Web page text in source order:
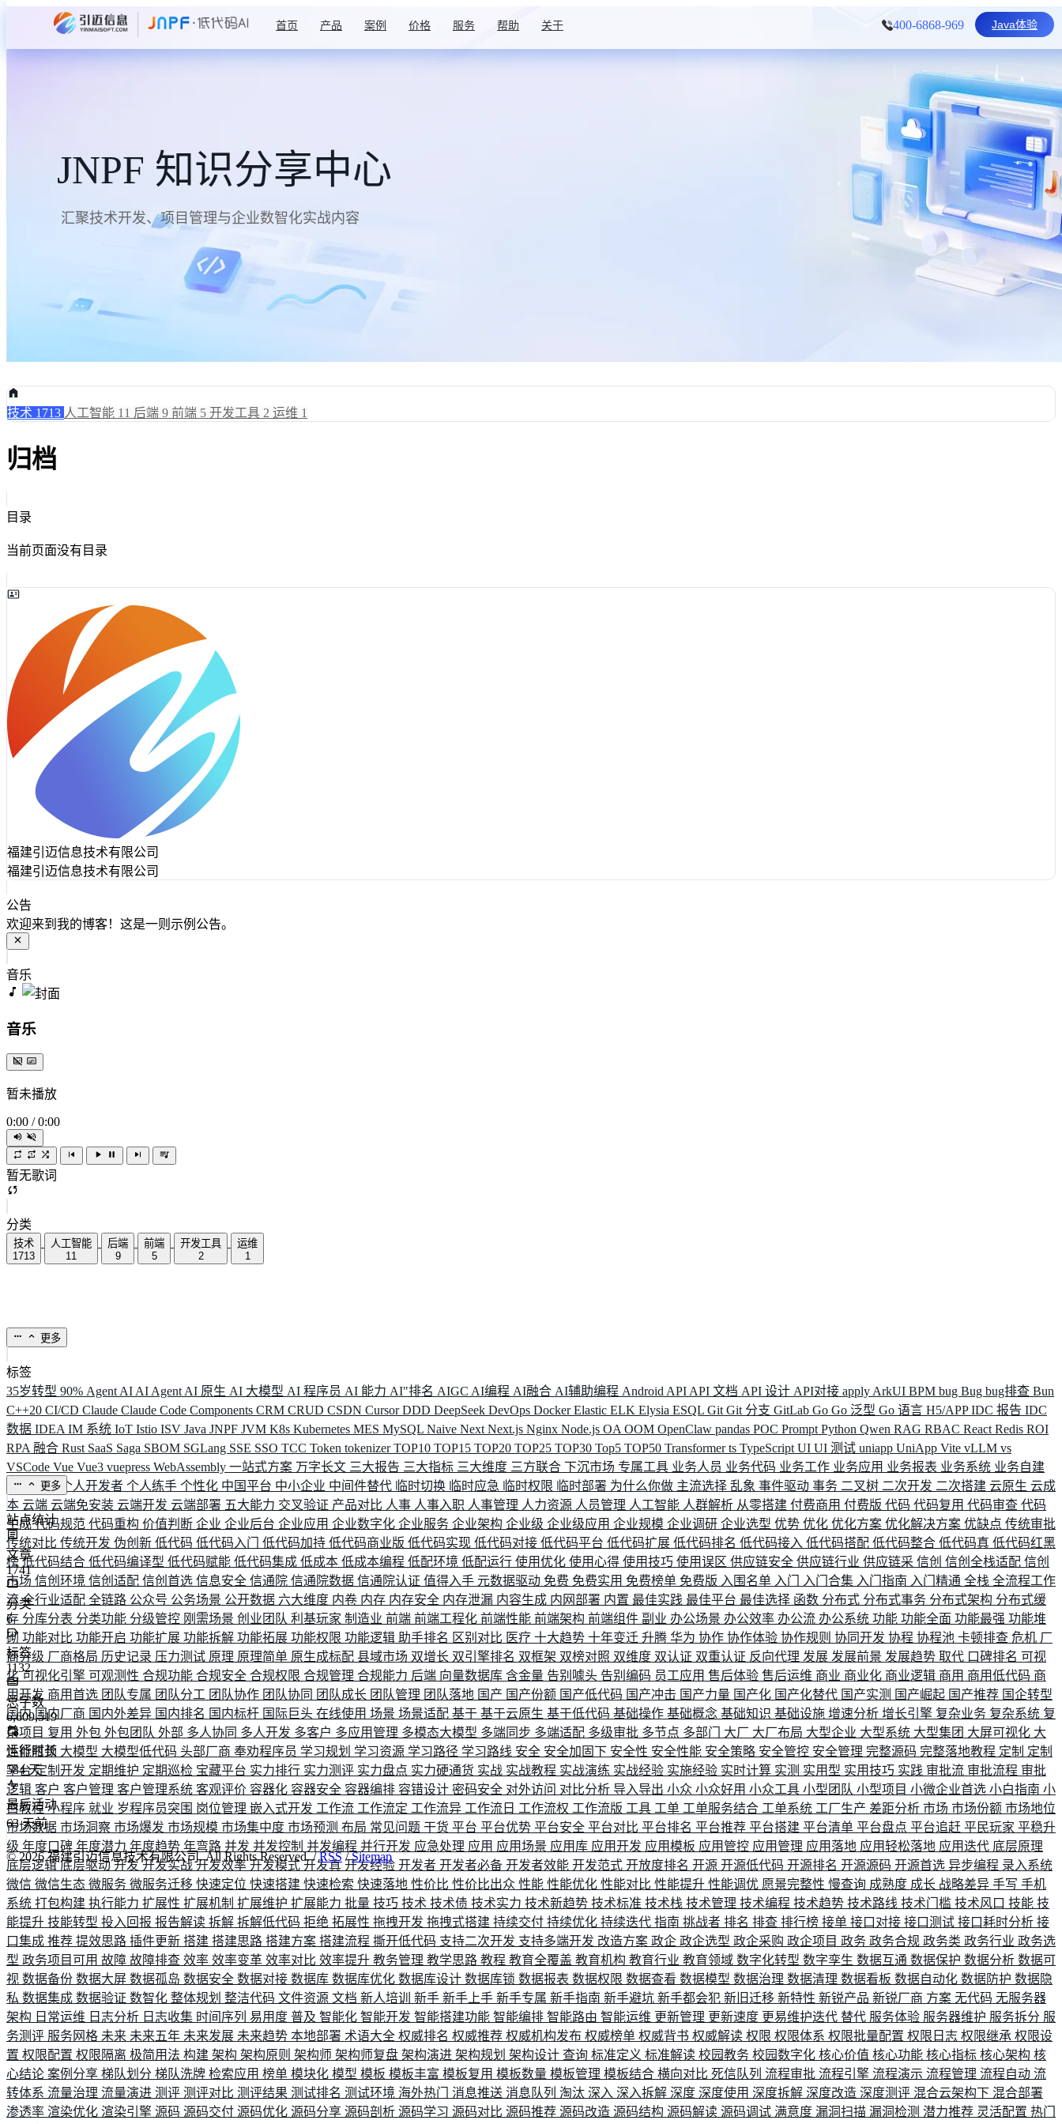
首页 产品 案例 价格 服务 帮助 关于 400-6868-969 Java体验
JNPF 知识分享中心
汇聚技术开发、项目管理与企业数智化实战内容
技术 1713 人工智能 11 后端 9 前端 5 开发工具 2 运维 1
归档
目录
当前页面没有目录
福建引迈信息技术有限公司
福建引迈信息技术有限公司
公告
欢迎来到我的博客！这是一则示例公告。
音乐
音乐
暂未播放
0:00 / 0:00
暂无歌词
分类
技术
1713
人工智能
11
后端
9
前端
5
开发工具
2
运维
1
更多
标签
35岁转型 90% Agent AI AI Agent AI 原生 AI 大模型 AI 程序员 AI 能力 AI"排名 AIGC AI编程 AI融合 AI辅助编程 Android API API 文档 API 设计 API对接 apply ArkUI BPM bug Bug bug排查 Bun
C++20 CI/CD Claude Claude Code Components CRM CRUD CSDN CursorDDD DeepSeek DevOps DockerElastic ELK Elysia ESQL Git Git 分支 GitLab Go Go 泛型 Go 语言 H5/APPIDC 报告 IDC
数据 IDEA IM 系统 IoT Istio ISV Java JNPF JVM K8s Kubernetes MES MySQL Naive Next Next.js Nginx Node.js OA OOM OpenClaw pandas POC Prompt Python Qwen RAG RBAC React Redis ROI
RPA 融合 Rust SaaS Saga SBOM SGLang SSE SSO TCC Token tokenizerTOP10 TOP15 TOP20 TOP25 TOP30 Top5 TOP50 Transformerts TypeScript UI UI 测试 uniapp UniApp Vite vLLM vs
VSCode Vue Vue3 vuepress WebAssembly 一站式方案 万字长文 三大报告 三大指标 三大维度 三方联合 下沉市场 专属工具 业务人员 业务代码 业务工作 业务应用 业务报表 业务系统 业务自建
业务连续个人开发者 个人练手 个性化 中国平台 中小企业 中间件替代 临时切换 临时应急 临时权限 临时部署 为什么你做 主流选择 乱象 事件驱动 事务 二叉树 二次开发 二次搭建 云原生 云成
本 云端 云端免安装 云端开发 云端部署 五大能力 交叉验证 产品对比 人事 人事入职 人事管理 人力资源 人员管理 人工智能 人群解析 从零搭建 付费商用 付费版 代码 代码复用 代码审查 代码
生成代码规范 代码重构 价值判断 企业 企业后台 企业应用 企业数字化 企业服务 企业架构 企业级 企业级应用 企业规模 企业调研 企业选型 优势 优化 优化方案 优化解决方案 优缺点 传统审批
传统对比 传统开发 伪创新 低代码 低代码入门 低代码加持 低代码商业版 低代码实现 低代码对接 低代码平台 低代码扩展 低代码排名 低代码接入 低代码搭配 低代码整合 低代码真 低代码红黑
榜低代码结合 低代码编译型 低代码赋能 低代码集成 低成本 低成本编程 低配环境 低配运行 使用优化 使用心得 使用技巧 使用误区 供应链安全 供应链行业 供应链采 信创 信创全栈适配 信创
市场 信创环境 信创适配 信创首选 信息安全 信通院 信通院数据 信通院认证 值得入手 元数据驱动 免费 免费实用 免费榜单 免费版 入围名单 入门 入门合集 入门指南 入门精通 全栈 全流程工作
流全行业适配 全链路 公众号 公务场景 公开数据 六大维度 内卷 内存 内存安全 内存泄漏 内容生成 内网部署 内置 最佳实践 最佳平台 最佳选择 函数 分布式 分布式事务 分布式架构 分布式缓
存 分库分表 分类功能 分级管控 刚需场景 创业团队 利基玩家 制造业 前端 前端工程化 前端性能 前端架构 前端组件 副业 办公场景 办公效率 办公流 办公系统 功能 功能全面 功能最强 功能堆
砌 功能对比 功能开启 功能扩展 功能拆解 功能拓展 功能权限 功能逻辑 助手排名 区别对比 医疗 十大趋势 十年变迁 升腾 华为 协作 协作体验 协作规则 协同开发 协程 协程池 卡顿排查 危机 厂
商分级 厂商格局 历史记录 压力测试 原理 原理简单 原生成标配 县域市场 双增长 双引擎排名 双框架 双榜对照 双维度 双认证 双重认证 反向代理 发展 发展前景 发展趋势 取代 口碑排名 可视
化可视化引擎 可观测性 合规功能 合规安全 合规权限 合规管理 合规能力 后端 向量数据库 含金量 告别噱头 告别编码 员工应用 售后体验 售后运维 商业 商业化 商业逻辑 商用 商用低代码 商
用开发 商用首选 团队专属 团队分工 团队协作 团队协同 团队成长 团队管理 团队落地 国产 国产份额 国产低代码 国产冲击 国产力量 国产化 国产化替代 国产实测 国产崛起 国产推荐 国企转型
国内国内厂商 国内外差异 国内排名 国内标杆 国际巨头 在线使用 场景 场景适配 基于 基于云原生 基于低代码 基础操作 基础概念 基础知识 基础设施 增速分析 增长引擎 复杂业务 复杂系统 复
杂项目 复用 外包 外包团队 外部 多人协同 多人开发 多客户 多应用管理 多模态大模型 多端同步 多端适配 多级审批 多节点 多部门 大厂 大厂布局 大型企业 大型系统 大型集团 大屏可视化 大
性能瓶颈 大模型 大模型低代码 头部厂商 奉劝程序员 学习规划 学习资源 学习路径 学习路线 安全 安全加固下 安全性 安全性能 安全策略 安全管控 安全管理 完整源码 完整落地教程 定制 定制
平台定制开发 定期维护 定期巡检 宝藏平台 实力排行 实力测评 实力盘点 实力硬通货 实战 实战教程 实战演练 实战经验 实施经验 实时计算 实测 实用型 实用技巧 实践 审批流 审批流程 审批
逻辑 客户 客户管理 客户管理系统 客观评价 容器化 容器安全 容器编排 容错设计 密码安全 对外访问 对比分析 导入导出 小众 小众好用 小众工具 小型团队 小型项目 小微企业首选 小白指南 小
白教程小程序 就业 岁程序员突围 岗位管理 嵌入式开发 工作流 工作流定 工作流异 工作流日 工作流权 工作流版 工具 工单 工单服务结合 工单系统 工厂生产 差距分析 市场 市场份额 市场地位
市场数据 市场洞察 市场爆发 市场规模 市场集中度 市场预测 布局 常见问题 干货 平台 平台优势 平台安全 平台对比 平台排名 平台推荐 平台搭建 平台清单 平台盘点 平台追赶 平民玩家 平稳升
级 年度口碑 年度潜力 年度趋势 年弯路 并发 并发控制 并发编程 并行开发 应急处理 应用 应用场景 应用库 应用开发 应用模板 应用管控 应用管理 应用落地 应用轻松落地 应用迭代 底层原理
底层逻辑底层驱动开发开发实战开发效率开发模式开发真开发经验 开发者 开发者必备 开发者效能 开发范式 开放度排名 开源 开源低代码 开源排名 开源源码 开源首选 异步编程 录入系统
微信 微信生态 微服务 微服务迁移 快速定位 快速搭建 快速检索 快速落地 性价比 性价比出众 性能 性能优化 性能对比 性能提升 性能调优 愿景完整性 慢查询 成熟度 成长 战略差异 手写 手机
系统 打包构建 执行能力 扩展性 扩展机制 扩展维护 扩展能力 批量 技巧 技术 技术债 技术实力 技术新趋势 技术标准 技术栈 技术管理 技术编程 技术趋势 技术路线 技术门槛 技术风口 技能 技
能提升 技能转型 投入回报 报告解读 拆解 拆解低代码 拒绝 拓展性 拖拽开发 拖拽式搭建 持续交付 持续优化 持续迭代 指南 挑战者 排名 排查 排行榜 接单 接口对接 接口测试 接口耗时分析 接
口集成 推荐 提效思路 插件更新 搭建 搭建思路 搭建方案 搭建流程 撕开低代码 支持二次开发 支持多端开发 改造方案 政企 政企选型 政企采购 政企项目 政务 政务合规 政务类 政务行业 政务选
型 政务项目可用 故障 故障排查 效率 效率变革 效率对比 效率提升 教务管理 教学思路 教程 教育全覆盖 教育机构 教育行业 教育领域 数字化转型 数字孪生 数据互通 数据保护 数据分析 数据可
视 数据备份 数据大屏 数据孤岛 数据安全 数据对接 数据库 数据库优化 数据库设计 数据库锁 数据报表 数据权限 数据查看 数据模型 数据治理 数据清理 数据看板 数据自动化 数据防护 数据隐
私 数据集成 数据验证 数智化 整体规划 整洁代码 文件资源 文档 新人培训 新手 新手上手 新手专属 新手指南 新手避坑 新手都会犯 新旧迁移 新特性 新锐产品 新锐厂商 方案 无代码 无服务器
架构 日常运维 日志分析 日志收集 时间序列 易用度 普及 智能化 智能开发 智能搭建功能 智能编排 智能路由 智能运维 更新管理 更新速度 更易维护迭代 替代 服务体验 服务器维护 服务拆分 服
务测评 服务网格 未来 未来五年 未来发展 未来趋势 本地部署 术语大全 权威排名 权威推荐 权威机构发布 权威榜单 权威背书 权威解读 权限 权限体系 权限批量配置 权限日志 权限继承 权限设
置 权限配置 权限隔离 极简用法 构建 架构 架构原则 架构师 架构师复盘 架构演进 架构规划 架构设计 查询 标准定义 标准解读 校园教务 校园数字化 核心价值 核心功能 核心指标 核心架构 核
心结论 案例分享 梯队划分 梯队洗牌 检索应用 榜单 模块化 模型 模板 模板丰富 模板复用 模板数量 模板管理 模板结合 横向对比 死信队列 流程审批 流程引擎 流程演示 流程管理 流程自动 流
转体系 流量治理 流量演进 测评 测评对比 测评结果 测试排名 测试环境 海外热门 消息推送 消息队列 淘汰 深入 深入拆解 深度 深度使用 深度拆解 深度改造 深度测评 混合云架构下 混合部署
渗透率 渲染优化 渲染引擎 源码 源码交付 源码优化 源码分享 源码剖析 源码学习 源码对比 源码推荐 源码改造 源码结构 源码解读 源码调试 满意度 漏洞扫描 漏洞检测 潜力推荐 灵活配置 热门
更多
站点统计
文章
1741
分类
6
标签
1132
总字数
6,609,519
运行时长
584 天
最后活动
63 天前
©2026福建引迈信息技术有限公司. All Rights Reserved. /RSS/Sitemap